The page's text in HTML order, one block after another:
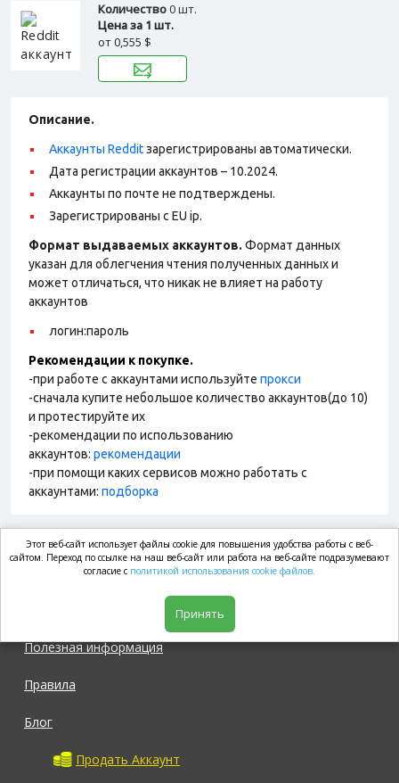
Количество0 шт.
Цена за 1 шт.
от0,555 $
Описание.
Аккаунты Redditзарегистрированы автоматически.
Дата регистрации аккаунтов – 10.2024.
Аккаунты по почте не подтверждены.
Зарегистрированы с EU ip.
Формат выдаваемых аккаунтов. Формат данных
указан для облегчения чтения полученных данных и
может отличаться, что никак не влияет на работу
аккаунтов
логин:пароль
Рекомендации к покупке.
-при работе с аккаунтами используйте прокси
-сначала купите небольшое количество аккаунтов(до 10)
и протестируйте их
-рекомендации по использованию
аккаунтов: рекомендации
-при помощи каких сервисов можно работать с
аккаунтами: подборка
market.com
Полезная информация
Правила
Блог
Продать Аккаунт
Этот веб-сайт использует файлы cookie для повышения удобства работы с веб-
сайтом. Переход по ссылке на наш веб-сайт или работа на веб-сайте подразумевают
согласие с политикой использования cookie файлов.
Принять